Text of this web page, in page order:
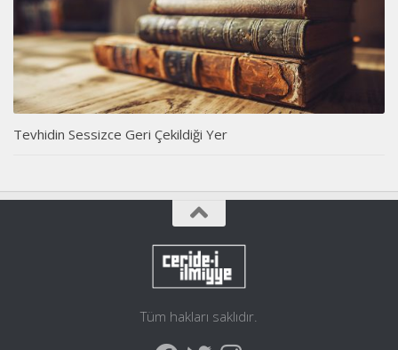
Tevhidin Sessizce Geri Çekildiği Yer
Tüm hakları saklıdır.